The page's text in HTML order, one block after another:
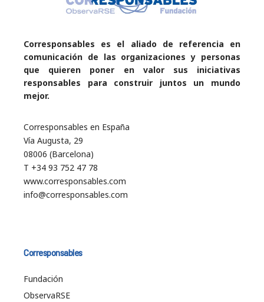
Corresponsables es el aliado de referencia en
comunicación de las organizaciones y personas
que quieren poner en valor sus iniciativas
responsables para construir juntos un mundo
mejor.
Corresponsables en España
Vía Augusta, 29
08006 (Barcelona)
T +34 93 752 47 78
www.corresponsables.com
info@corresponsables.com
Corresponsables
Fundación
ObservaRSE